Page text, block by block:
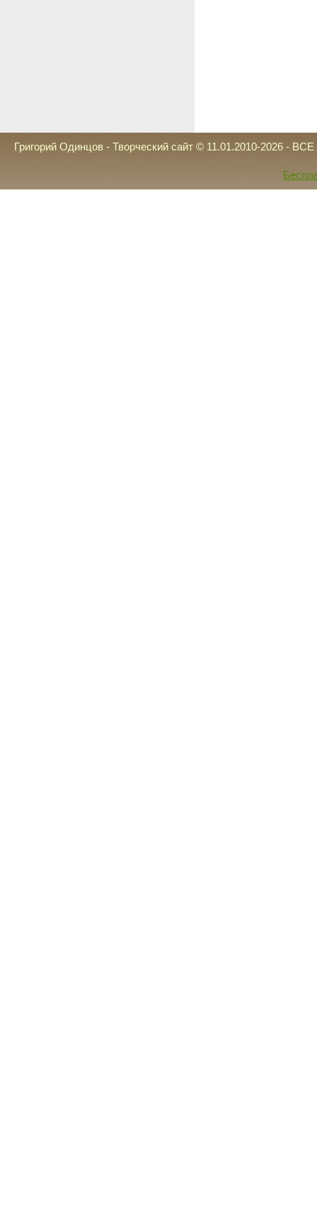
Григорий Одинцов - Творческий сайт © 11.01.2010-2026 -